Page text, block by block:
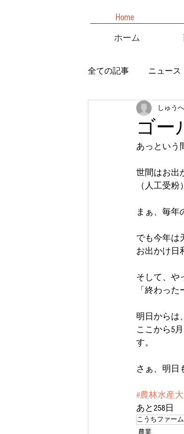
ホーム
Home
全ての記事 ニュース
ゴー
しゅう
あっという
世間はお出
（人工受
まぁ、毎年
でも今年は
お出かけ日
そして、や
「終わっ
明日からは
ここから5
す。
さぁ、明日
#農林水産
あと258日
こうちファーム
農業